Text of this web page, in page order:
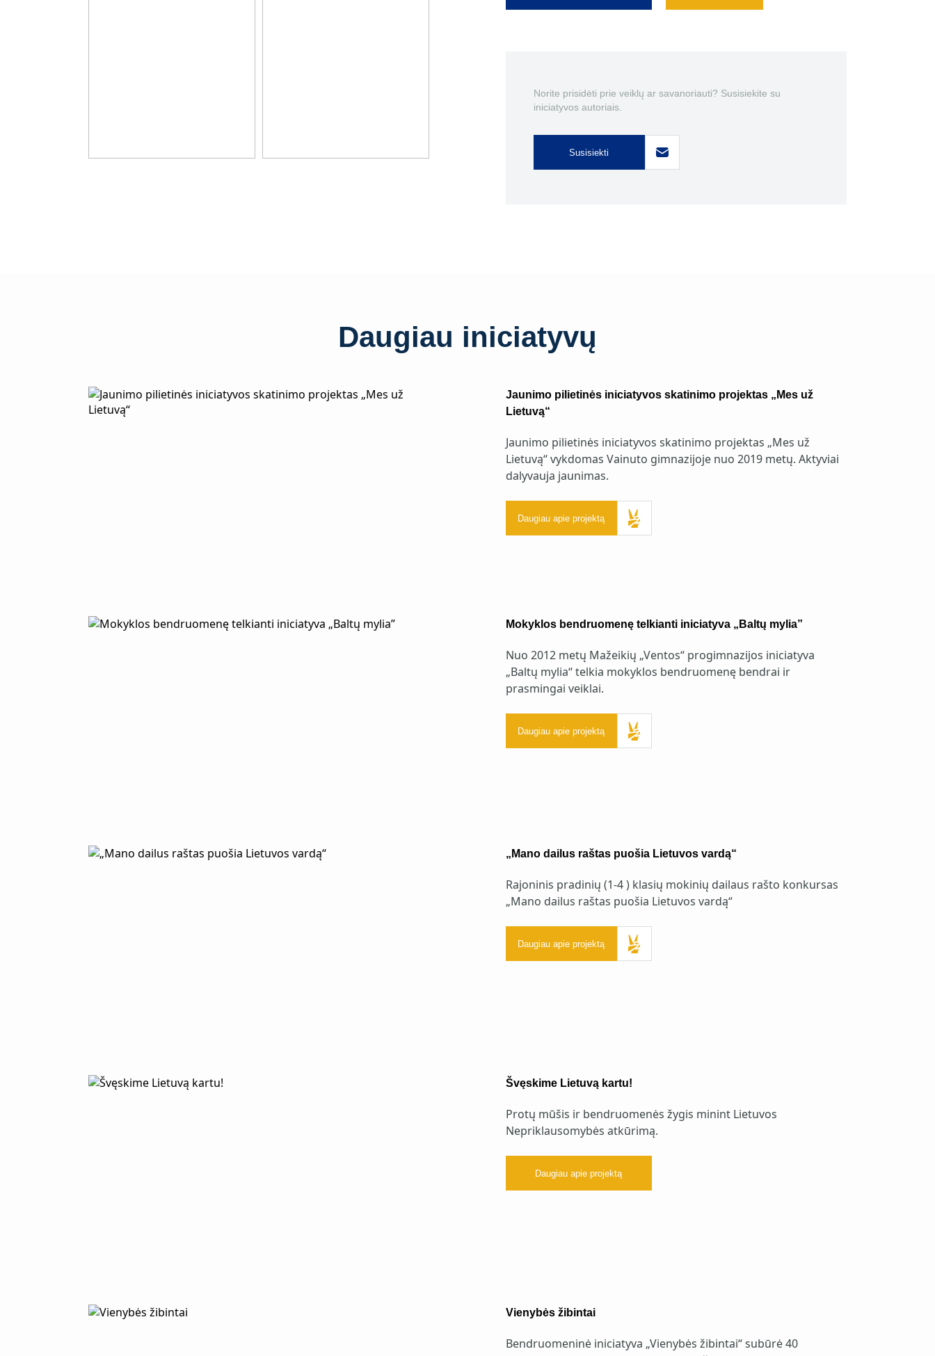
Norite prisidėti prie veiklų ar savanoriauti? Susisiekite su
iniciatyvos autoriais.
Susisiekti
Daugiau iniciatyvų
Jaunimo pilietinės iniciatyvos skatinimo projektas „Mes už
Lietuvą“
Jaunimo pilietinės iniciatyvos skatinimo projektas „Mes už
Lietuvą“ vykdomas Vainuto gimnazijoje nuo 2019 metų. Aktyviai
dalyvauja jaunimas.
Daugiau apie projektą
Mokyklos bendruomenę telkianti iniciatyva „Baltų mylia”
Nuo 2012 metų Mažeikių „Ventos“ progimnazijos iniciatyva
„Baltų mylia“ telkia mokyklos bendruomenę bendrai ir
prasmingai veiklai.
Daugiau apie projektą
„Mano dailus raštas puošia Lietuvos vardą“
Rajoninis pradinių (1-4 ) klasių mokinių dailaus rašto konkursas
„Mano dailus raštas puošia Lietuvos vardą“
Daugiau apie projektą
Švęskime Lietuvą kartu!
Protų mūšis ir bendruomenės žygis minint Lietuvos
Nepriklausomybės atkūrimą.
Daugiau apie projektą
Vienybės žibintai
Bendruomeninė iniciatyva „Vienybės žibintai“ subūrė 40